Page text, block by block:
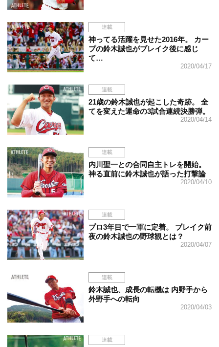
連載
神ってる活躍を見せた2016年。 カー
プの鈴木誠也がブレイク後に感じ
て…
2020/04/17
連載
21歳の鈴木誠也が起こした奇跡。 全
てを変えた運命の3試合連続決勝弾。
2020/04/14
連載
内川聖一との合同自主トレを開始。
神る直前に鈴木誠也が語った打撃論
2020/04/10
連載
プロ3年目で一軍に定着。 ブレイク前
夜の鈴木誠也の野球観とは？
2020/04/07
連載
鈴木誠也、成長の転機は 内野手から
外野手への転向
2020/04/03
連載